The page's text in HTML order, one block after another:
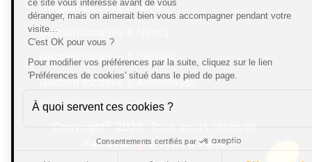
Gestion locative à Nice
Gestion locative à Nancy
Gestion locative à Orléans
Gestion locative à Annemasse
Fait avec
à Lyon & Paris.
ce site vous intéresse avant de vous
déranger, mais on aimerait bien vous accompagner pendant votre
visite...
C'est OK pour vous ?
Pour modifier vos préférences par la suite, cliquez sur le lien
'Préférences de cookies' situé dans le pied de page.
À quoi servent ces cookies ?
Consentements certifiés par